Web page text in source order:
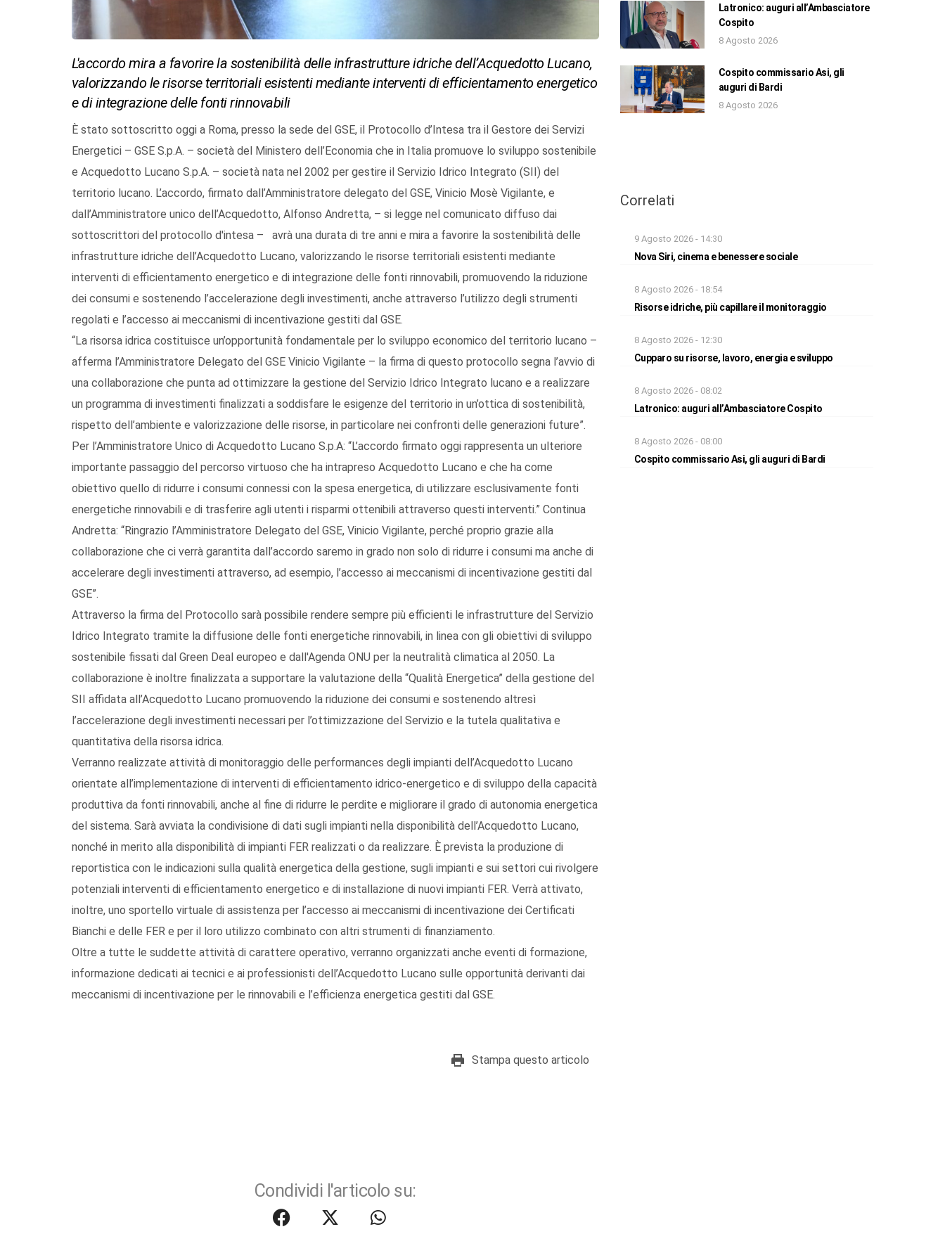
L'accordo mira a favorire la sostenibilità delle infrastrutture idriche dell’Acquedotto Lucano,
valorizzando le risorse territoriali esistenti mediante interventi di efficientamento energetico
e di integrazione delle fonti rinnovabili
È stato sottoscritto oggi a Roma, presso la sede del GSE, il Protocollo d’Intesa tra il Gestore dei Servizi
Energetici – GSE S.p.A. – società del Ministero dell’Economia che in Italia promuove lo sviluppo sostenibile
e Acquedotto Lucano S.p.A. – società nata nel 2002 per gestire il Servizio Idrico Integrato (SII) del
territorio lucano. L’accordo, firmato dall’Amministratore delegato del GSE, Vinicio Mosè Vigilante, e
dall’Amministratore unico dell’Acquedotto, Alfonso Andretta, – si legge nel comunicato diffuso dai
sottoscrittori del protocollo d'intesa – avrà una durata di tre anni e mira a favorire la sostenibilità delle
infrastrutture idriche dell’Acquedotto Lucano, valorizzando le risorse territoriali esistenti mediante
interventi di efficientamento energetico e di integrazione delle fonti rinnovabili, promuovendo la riduzione
dei consumi e sostenendo l’accelerazione degli investimenti, anche attraverso l’utilizzo degli strumenti
regolati e l’accesso ai meccanismi di incentivazione gestiti dal GSE.
“La risorsa idrica costituisce un’opportunità fondamentale per lo sviluppo economico del territorio lucano –
afferma l’Amministratore Delegato del GSE Vinicio Vigilante – la firma di questo protocollo segna l’avvio di
una collaborazione che punta ad ottimizzare la gestione del Servizio Idrico Integrato lucano e a realizzare
un programma di investimenti finalizzati a soddisfare le esigenze del territorio in un’ottica di sostenibilità,
rispetto dell’ambiente e valorizzazione delle risorse, in particolare nei confronti delle generazioni future”.
Per l’Amministratore Unico di Acquedotto Lucano S.p.A: “L’accordo firmato oggi rappresenta un ulteriore
importante passaggio del percorso virtuoso che ha intrapreso Acquedotto Lucano e che ha come
obiettivo quello di ridurre i consumi connessi con la spesa energetica, di utilizzare esclusivamente fonti
energetiche rinnovabili e di trasferire agli utenti i risparmi ottenibili attraverso questi interventi.” Continua
Andretta: “Ringrazio l’Amministratore Delegato del GSE, Vinicio Vigilante, perché proprio grazie alla
collaborazione che ci verrà garantita dall’accordo saremo in grado non solo di ridurre i consumi ma anche di
accelerare degli investimenti attraverso, ad esempio, l’accesso ai meccanismi di incentivazione gestiti dal
GSE”.
Attraverso la firma del Protocollo sarà possibile rendere sempre più efficienti le infrastrutture del Servizio
Idrico Integrato tramite la diffusione delle fonti energetiche rinnovabili, in linea con gli obiettivi di sviluppo
sostenibile fissati dal Green Deal europeo e dall'Agenda ONU per la neutralità climatica al 2050. La
collaborazione è inoltre finalizzata a supportare la valutazione della “Qualità Energetica” della gestione del
SII affidata all’Acquedotto Lucano promuovendo la riduzione dei consumi e sostenendo altresì
l’accelerazione degli investimenti necessari per l’ottimizzazione del Servizio e la tutela qualitativa e
quantitativa della risorsa idrica.
Verranno realizzate attività di monitoraggio delle performances degli impianti dell’Acquedotto Lucano
orientate all’implementazione di interventi di efficientamento idrico-energetico e di sviluppo della capacità
produttiva da fonti rinnovabili, anche al fine di ridurre le perdite e migliorare il grado di autonomia energetica
del sistema. Sarà avviata la condivisione di dati sugli impianti nella disponibilità dell’Acquedotto Lucano,
nonché in merito alla disponibilità di impianti FER realizzati o da realizzare. È prevista la produzione di
reportistica con le indicazioni sulla qualità energetica della gestione, sugli impianti e sui settori cui rivolgere
potenziali interventi di efficientamento energetico e di installazione di nuovi impianti FER. Verrà attivato,
inoltre, uno sportello virtuale di assistenza per l’accesso ai meccanismi di incentivazione dei Certificati
Bianchi e delle FER e per il loro utilizzo combinato con altri strumenti di finanziamento.
Oltre a tutte le suddette attività di carattere operativo, verranno organizzati anche eventi di formazione,
informazione dedicati ai tecnici e ai professionisti dell’Acquedotto Lucano sulle opportunità derivanti dai
meccanismi di incentivazione per le rinnovabili e l’efficienza energetica gestiti dal GSE.
Stampa questo articolo
Condividi l'articolo su:
Latronico: auguri all’Ambasciatore
Cospito
8 Agosto 2026
Cospito commissario Asi, gli
auguri di Bardi
8 Agosto 2026
Correlati
9 Agosto 2026 - 14:30
Nova Siri, cinema e benessere sociale
8 Agosto 2026 - 18:54
Risorse idriche, più capillare il monitoraggio
8 Agosto 2026 - 12:30
Cupparo su risorse, lavoro, energia e sviluppo
8 Agosto 2026 - 08:02
Latronico: auguri all’Ambasciatore Cospito
8 Agosto 2026 - 08:00
Cospito commissario Asi, gli auguri di Bardi